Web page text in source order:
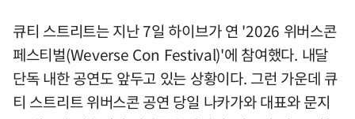
큐티 스트리트는 지난 7일 하이브가 연 '2026 위버스콘
페스티벌(Weverse Con Festival)'에 참여했다. 내달
단독 내한 공연도 앞두고 있는 상황이다. 그런 가운데 큐
티 스트리트 위버스콘 공연 당일 나카가와 대표와 문지